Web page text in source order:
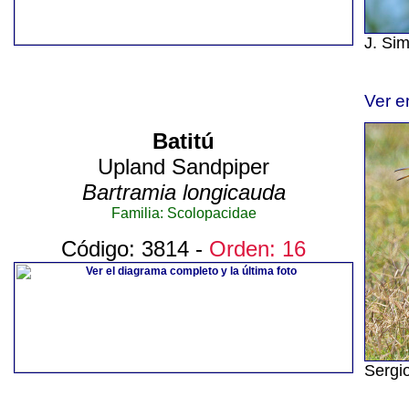
J.
Ver
Batitú
Upland Sandpiper
Bartramia longicauda
Familia: Scolopacidae
Código: 3814 - Orden: 16